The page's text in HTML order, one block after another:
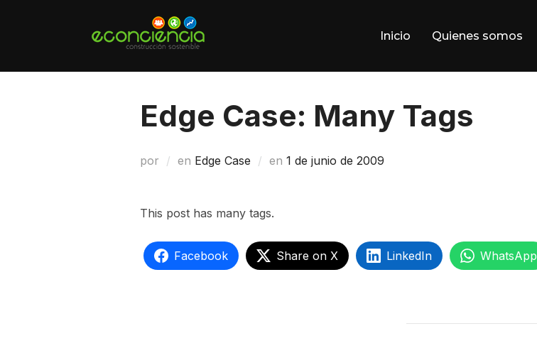
Inicio Quienes somos
Edge Case: Many Tags
por en Edge Case en Publicado
1 de junio de 2009
This post has many tags.
Facebook Share on X LinkedIn WhatsApp